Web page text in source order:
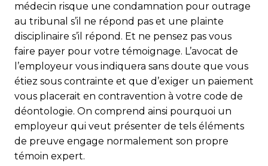
médecin risque une condamnation pour outrage
au tribunal s’il ne répond pas et une plainte
disciplinaire s’il répond. Et ne pensez pas vous
faire payer pour votre témoignage. L’avocat de
l’employeur vous indiquera sans doute que vous
étiez sous contrainte et que d’exiger un paiement
vous placerait en contravention à votre code de
déontologie. On comprend ainsi pourquoi un
employeur qui veut présenter de tels éléments
de preuve engage normalement son propre
témoin expert.